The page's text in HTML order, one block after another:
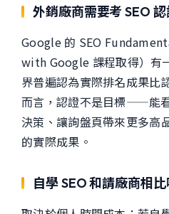
外銷廠商需要考 SEO 認
Google 的 SEO
with Google 課程取得）有
界普遍認為實際排名成果比
而言，認證不是目標——能
決策、讓詢盤頁帶來更多高
的實際成果。
自學 SEO 和請廠商相